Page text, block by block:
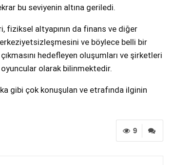
bu seviyenin altına geriledi.
fiziksel altyapının da finans ve diğer
ve böylece belli bir
hedefleyen oluşumları ve şirketleri
olarak bilinmektedir.
gibi çok konuşulan ve etrafında ilginin
9